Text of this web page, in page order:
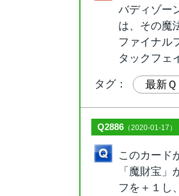
バディゾー
は、その魔
ファイナル
タックフェ
タグ： 最新Ｑ
Q2886 （2020-01-17）
このカード
「魔財宝
フを＋１し